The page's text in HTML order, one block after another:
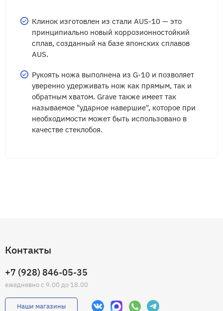
Клинок изготовлен из стали AUS-10 — это
принципиально новый коррозионностойкий
сплав, созданный на базе японских сплавов
AUS.
Рукоять ножа выполнена из G-10 и позволяет
уверенно удерживать нож как прямым, так и
обратным хватом. Grave также имеет так
называемое "ударное навершие", которое при
необходимости может быть использовано в
качестве стеклобоя.
Контакты
+7 (928) 846-05-35
ежедневно с 9.00 до 18.00
Наши магазины